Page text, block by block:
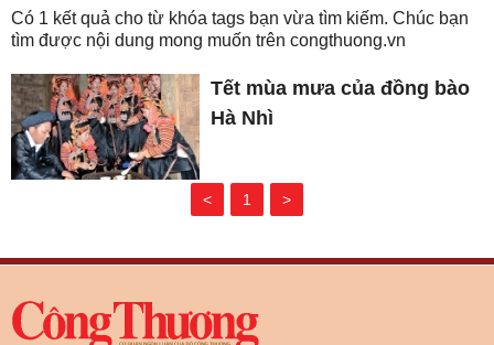
Có 1 kết quả cho từ khóa tags bạn vừa tìm kiếm. Chúc bạn
tìm được nội dung mong muốn trên congthuong.vn
Tết mùa mưa của đồng bào
Hà Nhì
< 1 >